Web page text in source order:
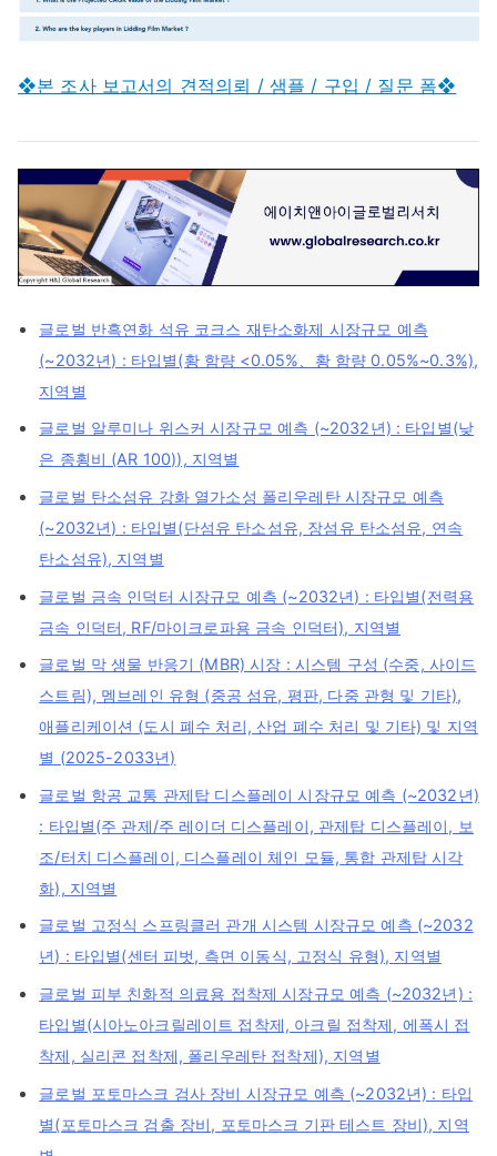
❖본 조사 보고서의 견적의뢰 / 샘플 / 구입 / 질문 폼❖
글로벌 반흑연화 석유 코크스 재탄소화제 시장규모 예측
(~2032년) : 타입별(황 함량 <0.05%、황 함량 0.05%~0.3%),
지역별
글로벌 알루미나 위스커 시장규모 예측 (~2032년) : 타입별(낮
은 종횡비 (AR 100)), 지역별
글로벌 탄소섬유 강화 열가소성 폴리우레탄 시장규모 예측
(~2032년) : 타입별(단섬유 탄소섬유, 장섬유 탄소섬유, 연속
탄소섬유), 지역별
글로벌 금속 인덕터 시장규모 예측 (~2032년) : 타입별(전력용
금속 인덕터, RF/마이크로파용 금속 인덕터), 지역별
글로벌 막 생물 반응기 (MBR) 시장 : 시스템 구성 (수중, 사이드
스트림), 멤브레인 유형 (중공 섬유, 평판, 다중 관형 및 기타),
애플리케이션 (도시 폐수 처리, 산업 폐수 처리 및 기타) 및 지역
별 (2025-2033년)
글로벌 항공 교통 관제탑 디스플레이 시장규모 예측 (~2032년)
: 타입별(주 관제/주 레이더 디스플레이, 관제탑 디스플레이, 보
조/터치 디스플레이, 디스플레이 체인 모듈, 통합 관제탑 시각
화), 지역별
글로벌 고정식 스프링클러 관개 시스템 시장규모 예측 (~2032
년) : 타입별(센터 피벗, 측면 이동식, 고정식 유형), 지역별
글로벌 피부 친화적 의료용 접착제 시장규모 예측 (~2032년) :
타입별(시아노아크릴레이트 접착제, 아크릴 접착제, 에폭시 접
착제, 실리콘 접착제, 폴리우레탄 접착제), 지역별
글로벌 포토마스크 검사 장비 시장규모 예측 (~2032년) : 타입
별(포토마스크 검출 장비, 포토마스크 기판 테스트 장비), 지역